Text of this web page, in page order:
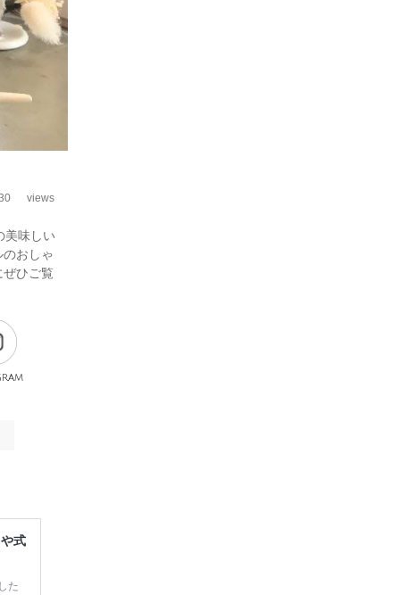
views
美味しい
おしゃ
ひご覧
式
た